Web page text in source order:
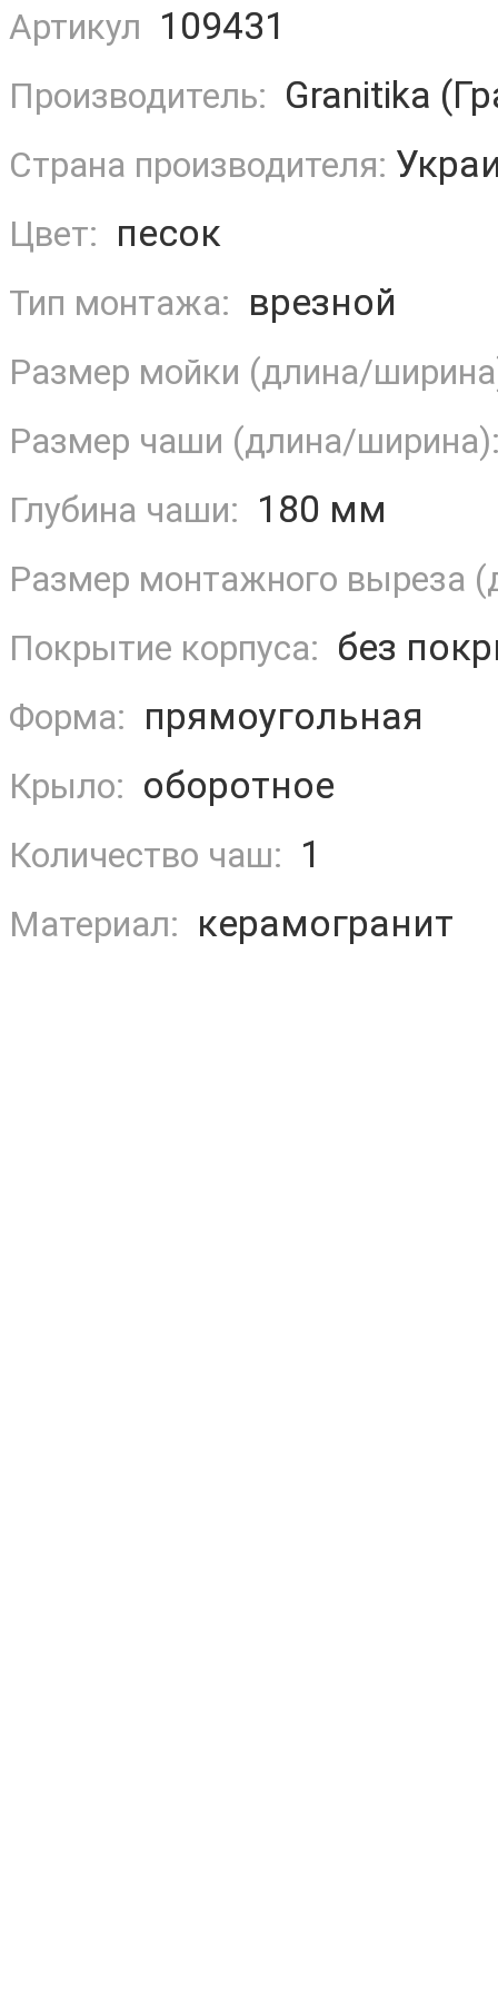
Артикул 109431
Производитель: Granitika
Страна производителя:
Цвет: песок
Тип монтажа: врезной
Размер мойки (длина/
Размер чаши (длина/
Глубина чаши: 180 мм
Размер монтажного выреза
Покрытие корпуса: без
Форма: прямоугольная
Крыло: оборотное
Количество чаш: 1
Материал: керамогранит